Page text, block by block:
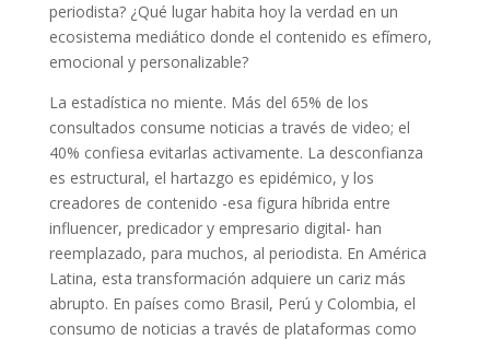
periodista? ¿Qué lugar habita hoy la verdad en un
ecosistema mediático donde el contenido es efímero,
emocional y personalizable?
La estadística no miente. Más del 65% de los
consultados consume noticias a través de video; el
40% confiesa evitarlas activamente. La desconfianza
es estructural, el hartazgo es epidémico, y los
creadores de contenido -esa figura híbrida entre
influencer, predicador y empresario digital- han
reemplazado, para muchos, al periodista. En América
Latina, esta transformación adquiere un cariz más
abrupto. En países como Brasil, Perú y Colombia, el
consumo de noticias a través de plataformas como